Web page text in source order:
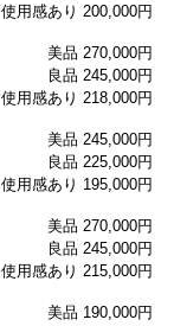
使用感あり 200,000円
美品 270,000円
良品 245,000円
使用感あり 218,000円
美品 245,000円
良品 225,000円
使用感あり 195,000円
美品 270,000円
良品 245,000円
使用感あり 215,000円
美品 190,000円